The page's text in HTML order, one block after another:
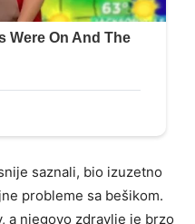
saznali, bio izuzetno
probleme sa bešikom.
a njegovo zdravlje je brzo